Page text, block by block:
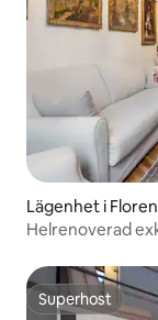
Lägenhet i
Helrenoverad
Superhost
Superhost